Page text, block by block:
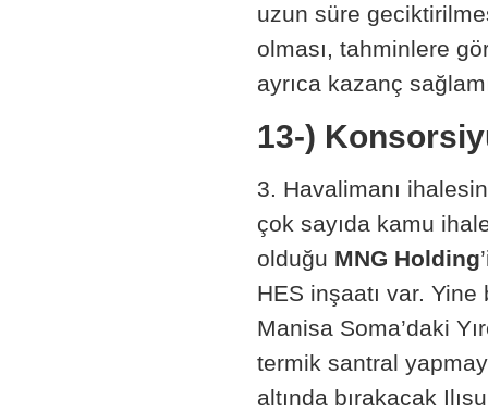
uzun süre
olması, tahminlere
ayrıca kazanç
13-)
3. Havalimanı
çok sayıda kamu
olduğu MNG Holding
HES inşaatı var.
Manisa Soma’daki
termik santral
altında bırakacak